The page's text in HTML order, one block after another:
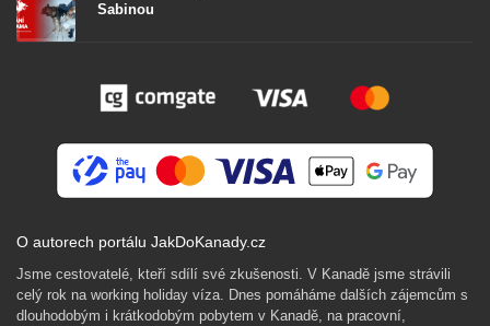
Sabinou
O autorech portálu JakDoKanady.cz
Jsme cestovatelé, kteří sdílí své zkušenosti. V Kanadě jsme strávili
celý rok na working holiday víza. Dnes pomáháme dalších zájemcům s
dlouhodobým i krátkodobým pobytem v Kanadě, na pracovní,